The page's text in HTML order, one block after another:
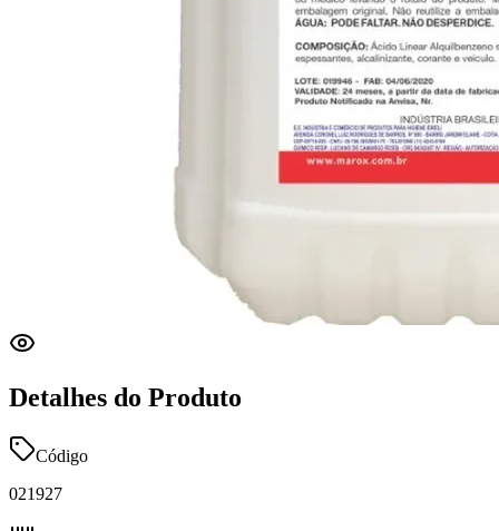
Detalhes do Produto
Código
021927